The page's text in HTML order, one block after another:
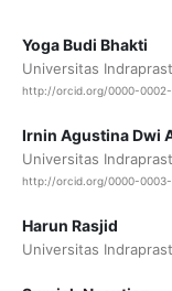
Yoga Budi Bhakti
Universitas
http://orcid.org/0000-0002-
Irnin Agustina Dwi
Universitas
http://orcid.org/0000-
Harun Rasjid
Universitas